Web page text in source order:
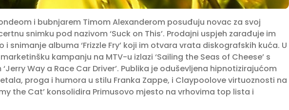
i bubnjarem Timom Alexanderom posuđuju novac za svoj
snimku pod nazivom ‘Suck on This’. Prodajni uspjeh zarađuje im
i snimanje albuma ‘Frizzle Fry’ koji im otvara vrata diskografskih kuća. U
marketinšku kampanju na MTV-u izlazi ‘Sailing the Seas of Cheese’ s
Way a Race Car Driver’. Publika je oduševljena hipnotizirajućom
proga i humora u stilu Franka Zappe, i Claypoolove virtuoznosti na
the Cat’ konsolidira Primusovo mjesto na vrhovima top lista i